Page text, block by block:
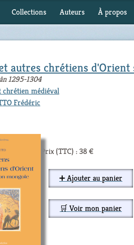
Collections Auteurs À propos
autres chrétiens
1295-1304
chrétien médiéval
Frédéric
Prix (TTC) : 38 €
➕ Ajouter au panier
🛒 Voir mon panier